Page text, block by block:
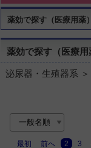
薬効で探す（医療用薬）
薬効で探す（医療
泌尿器・生殖器系 ＞
最初 前へ 2 3